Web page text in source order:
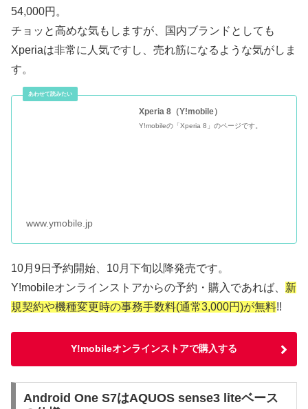
54,000円。
チョッと高めな気もしますが、国内ブランドとしても
Xperiaは非常に人気ですし、売れ筋になるような気がしま
す。
Xperia 8（Y!mobile）
Y!mobileの「Xperia 8」のページです。
www.ymobile.jp
10月9日予約開始、10月下旬以降発売です。
Y!mobileオンラインストアからの予約・購入であれば、 新
規契約や機種変更時の事務手数料(通常3,000円)が無料!!
Y!mobileオンラインストアで購入する
Android One S7はAQUOS sense3 liteベース